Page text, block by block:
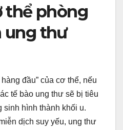
thể phòng
ung thư
đầu” của cơ thể, nếu
tế bào ung thư sẽ bị tiêu
sinh hình thành khối u.
dịch suy yếu, ung thư